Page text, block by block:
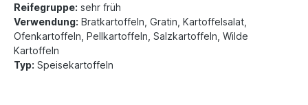
Reifegruppe: sehr früh
Verwendung: Bratkartoffeln, Gratin, Kartoffelsalat,
Ofenkartoffeln, Pellkartoffeln, Salzkartoffeln, Wilde
Kartoffeln
Typ: Speisekartoffeln